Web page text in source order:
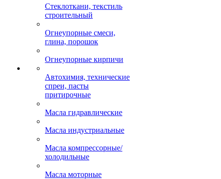
Стеклоткани, текстиль
строительный
Огнеупорные смеси,
глина, порошок
Огнеупорные кирпичи
Автохимия, технические
спреи, пасты
притирочные
Масла гидравлические
Масла индустриальные
Масла компрессорные/
холодильные
Масла моторные